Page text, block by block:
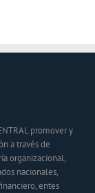
promover y
a través de
organizacional,
nacionales,
entes